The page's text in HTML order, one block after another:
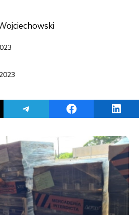
on ThreadsShare on TelegramShare on Facebook